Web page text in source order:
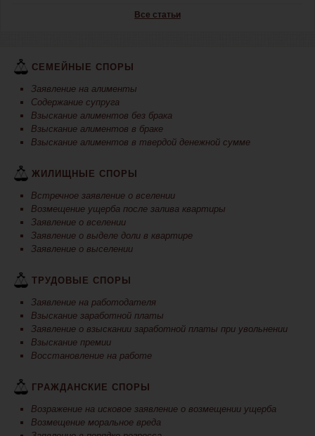
Все статьи
СЕМЕЙНЫЕ СПОРЫ
Заявление на алименты
Содержание супруга
Взыскание алиментов без брака
Взыскание алиментов в браке
Взыскание алиментов в твердой денежной сумме
ЖИЛИЩНЫЕ СПОРЫ
Встречное заявление о вселении
Возмещение ущерба после залива квартиры
Заявление о вселении
Заявление о выделе доли в квартире
Заявление о выселении
ТРУДОВЫЕ СПОРЫ
Заявление на работодателя
Взыскание заработной платы
Заявление о взыскании заработной платы при увольнении
Взыскание премии
Восстановление на работе
ГРАЖДАНСКИЕ СПОРЫ
Возражение на исковое заявление о возмещении ущерба
Возмещение моральное вреда